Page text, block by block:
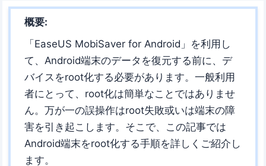
概要:
「EaseUS MobiSaver for Android」を利用し
て、Android端末のデータを復元する前に、デ
バイスをroot化する必要があります。一般利用
者にとって、root化は簡単なことではありませ
ん。万が一の誤操作はroot失敗或いは端末の障
害を引き起こします。そこで、この記事では
Android端末をroot化する手順を詳しくご紹介し
ます。